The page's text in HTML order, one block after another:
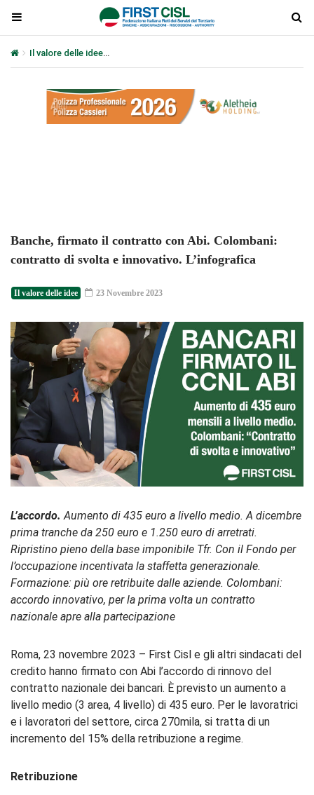
Il valore delle idee
Banche, firmato il contratto con Abi. Colombani:
contratto di svolta e innovativo. L’infografica
Il valore delle idee 23 Novembre 2023
L’accordo. Aumento di 435 euro a livello medio. A dicembre
prima tranche da 250 euro e 1.250 euro di arretrati.
Ripristino pieno della base imponibile Tfr. Con il Fondo per
l’occupazione incentivata la staffetta generazionale.
Formazione: più ore retribuite dalle aziende. Colombani:
accordo innovativo, per la prima volta un contratto
nazionale apre alla partecipazione
Roma, 23 novembre 2023 – First Cisl e gli altri sindacati del
credito hanno firmato con Abi l’accordo di rinnovo del
contratto nazionale dei bancari. È previsto un aumento a
livello medio (3 area, 4 livello) di 435 euro. Per le lavoratrici
e i lavoratori del settore, circa 270mila, si tratta di un
incremento del 15% della retribuzione a regime.
Retribuzione